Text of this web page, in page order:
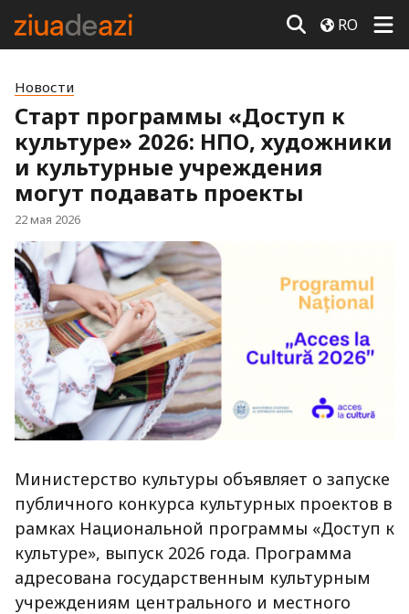
RO
Новости
Старт программы «Доступ к
культуре» 2026: НПО, художники
и культурные учреждения
могут подавать проекты
22 мая 2026
Министерство культуры объявляет о запуске
публичного конкурса культурных проектов в
рамках Национальной программы «Доступ к
культуре», выпуск 2026 года. Программа
адресована государственным культурным
учреждениям центрального и местного